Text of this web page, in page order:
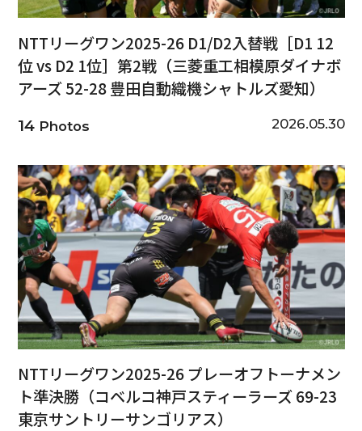
NTTリーグワン2025-26 D1/D2入替戦［D1 12
位 vs D2 1位］第2戦（三菱重工相模原ダイナボ
アーズ 52-28 豊田自動織機シャトルズ愛知）
14Photos 2026.05.30
NTTリーグワン2025-26 プレーオフトーナメン
ト準決勝（コベルコ神戸スティーラーズ 69-23
東京サントリーサンゴリアス）